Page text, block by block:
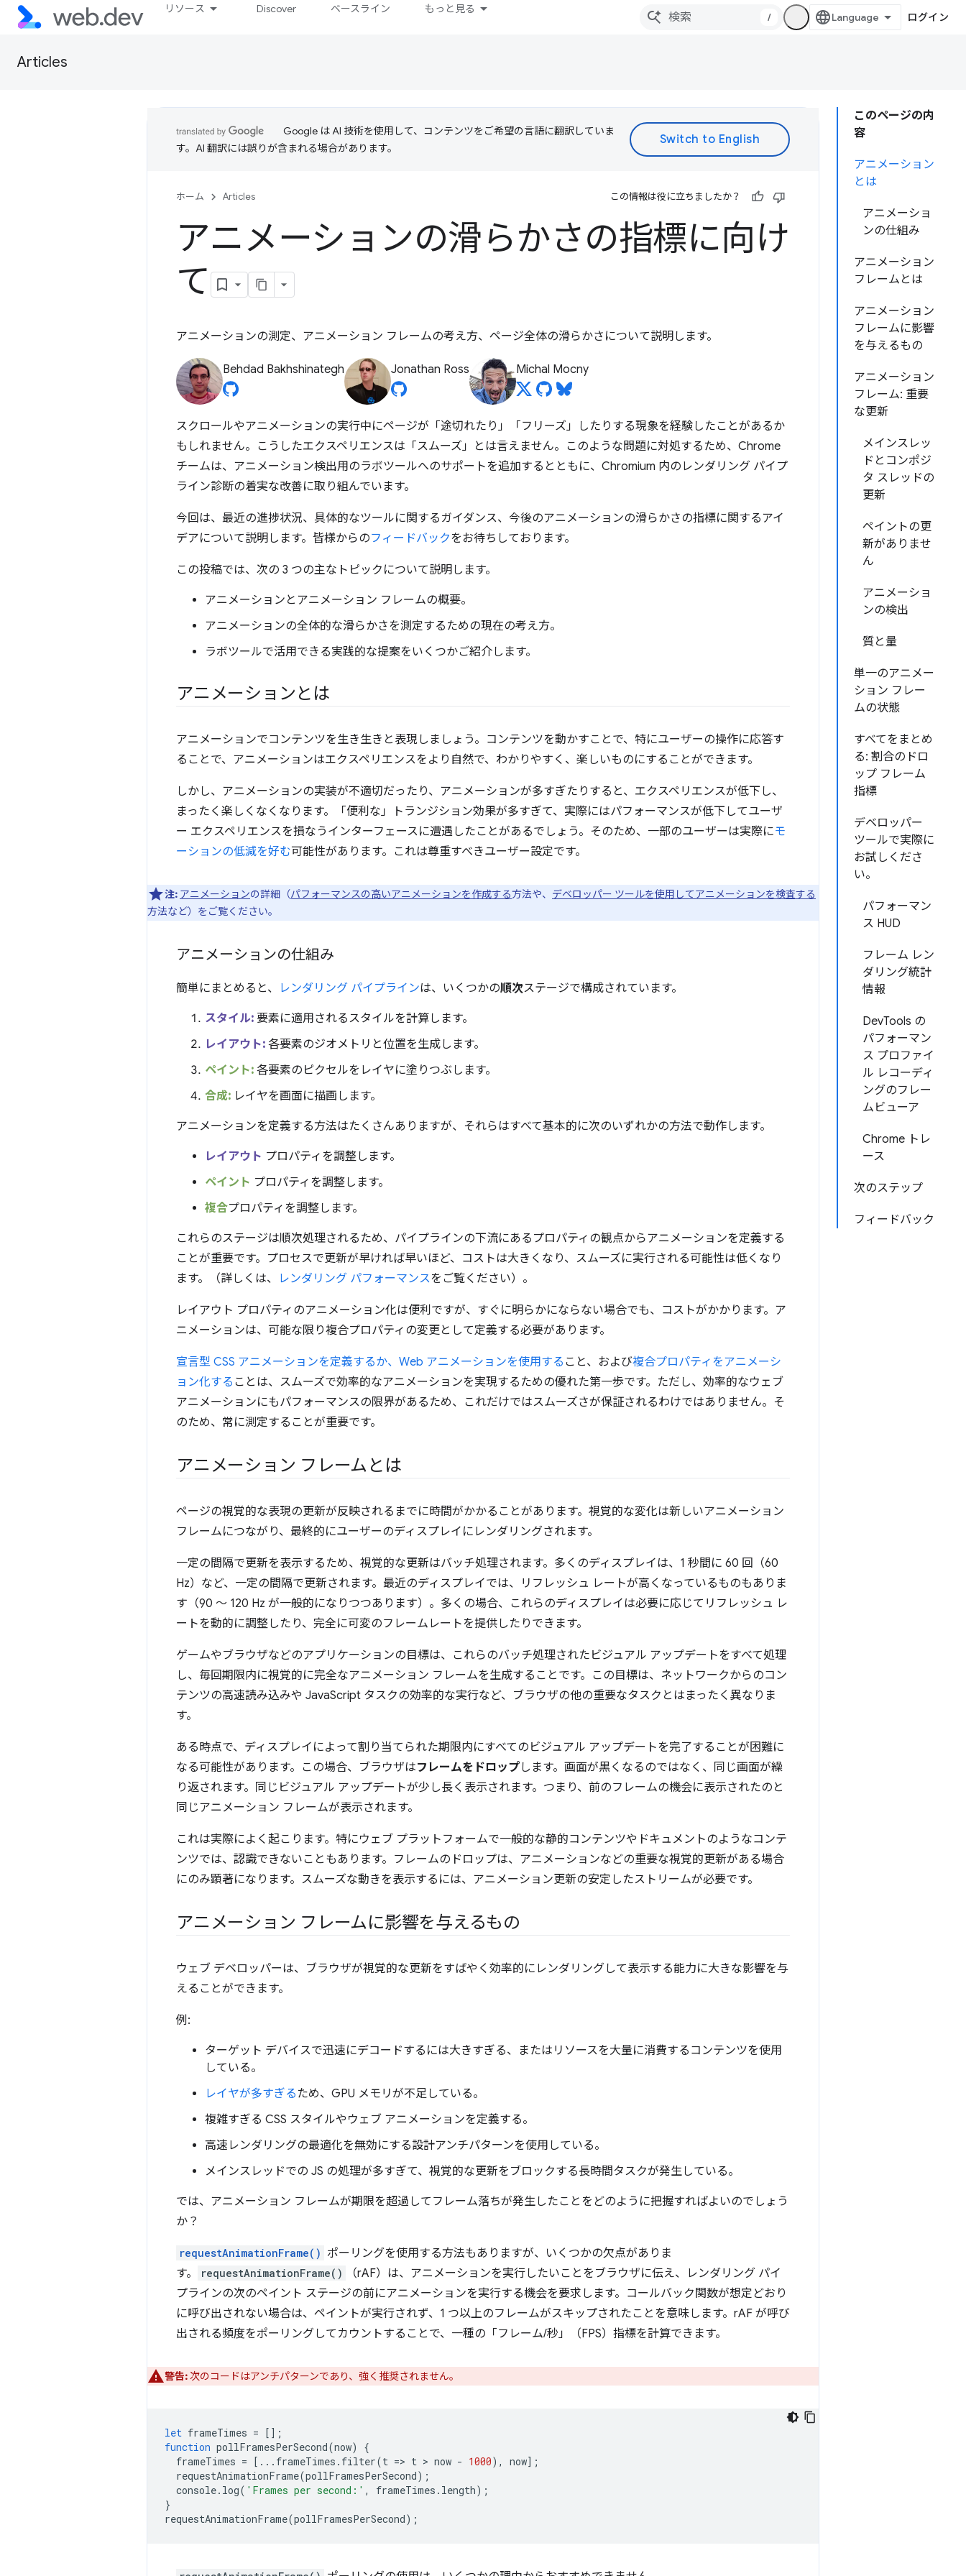
リソース Discover ベースライン もっと見る
/ ログイン
Articles
このページの内
容
アニメーション
とは
アニメーショ
ンの仕組み
アニメーション
フレームとは
アニメーション
フレームに影響
を与えるもの
アニメーション
フレーム: 重要
な更新
メインスレッ
ドとコンポジ
タ スレッドの
更新
ペイントの更
新がありませ
ん
アニメーショ
ンの検出
質と量
単一のアニメー
ション フレー
ムの状態
すべてをまとめ
る: 割合のドロ
ップ フレーム
指標
デベロッパー
ツールで実際に
お試しくださ
い。
パフォーマン
ス HUD
フレーム レン
ダリング統計
情報
DevTools の
パフォーマン
ス プロファイ
ル レコーディ
ングのフレー
ムビューア
Chrome トレ
ース
次のステップ
フィードバック
Google は AI 技術を使用して、コンテンツをご希望の言語に翻訳していま
す。AI 翻訳には誤りが含まれる場合があります。
ホーム Articles この情報は役に立ちましたか？
アニメーションの滑らかさの指標に向け
て
アニメーションの測定、アニメーション フレームの考え方、ページ全体の滑らかさについて説明します。
Behdad Bakhshinategh Jonathan Ross Michal Mocny
スクロールやアニメーションの実行中にページが「途切れたり」「フリーズ」したりする現象を経験したことがあるか
もしれません。こうしたエクスペリエンスは「スムーズ」とは言えません。
このような問題に対処するため、Chrome
チームは、アニメーション検出用のラボツールへのサポートを追加するとともに、Chromium 内のレンダリング パイプ
ライン診断の着実な改善に取り組んでいます。
今回は、最近の進捗状況、具体的なツールに関するガイダンス、今後のアニメーションの滑らかさの指標に関するアイ
デアについて説明します。皆様からのフィードバックをお待ちしております。
この投稿では、次の 3 つの主なトピックについて説明します。
アニメーションとアニメーション フレームの概要。
アニメーションの全体的な滑らかさを測定するための現在の考え方。
ラボツールで活用できる実践的な提案をいくつかご紹介します。
アニメーションとは
アニメーションでコンテンツを生き生きと表現しましょう。コンテンツを動かすことで、特にユーザーの操作に応答す
ることで、アニメーションはエクスペリエンスをより自然で、わかりやすく、楽しいものにすることができます。
しかし、アニメーションの実装が不適切だったり、アニメーションが多すぎたりすると、エクスペリエンスが低下し、
まったく楽しくなくなります。「便利な」トランジション効果が多すぎて、実際にはパフォーマンスが低下してユーザ
ー エクスペリエンスを損なうインターフェースに遭遇したことがあるでしょう。そのため、一部のユーザーは実際にモ
ーションの低減を好む可能性があります。これは尊重すべきユーザー設定です。
注: アニメーションの詳細（パフォーマンスの高いアニメーションを作成する方法や、 デベロッパー ツールを使用してアニメーションを検査する
方法など）をご覧ください。
アニメーションの仕組み
簡単にまとめると、 レンダリング パイプラインは、いくつかの順次ステージで構成されています。
スタイル: 要素に適用されるスタイルを計算します。
レイアウト: 各要素のジオメトリと位置を生成します。
ペイント: 各要素のピクセルをレイヤに塗りつぶします。
合成: レイヤを画面に描画します。
アニメーションを定義する方法はたくさんありますが、それらはすべて基本的に次のいずれかの方法で動作します。
レイアウト プロパティを調整します。
ペイント プロパティを調整します。
複合プロパティを調整します。
これらのステージは順次処理されるため、パイプラインの下流にあるプロパティの観点からアニメーションを定義する
ことが重要です。プロセスで更新が早ければ早いほど、コストは大きくなり、スムーズに実行される可能性は低くなり
ます。（詳しくは、
レンダリング パフォーマンスをご覧ください）。
レイアウト プロパティのアニメーション化は便利ですが、すぐに明らかにならない場合でも、コストがかかります。ア
ニメーションは、可能な限り複合プロパティの変更として定義する必要があります。
宣言型 CSS アニメーションを定義するか、Web アニメーションを使用する こと、および複合プロパティをアニメーシ
ョン化する ことは、スムーズで効率的なアニメーションを実現するための優れた第一歩です。ただし、効率的なウェブ
アニメーションにもパフォーマンスの限界があるため、これだけではスムーズさが保証されるわけではありません。そ
のため、常に測定することが重要です。
アニメーション フレームとは
ページの視覚的な表現の更新が反映されるまでに時間がかかることがあります。視覚的な変化は新しいアニメーション
フレームにつながり、最終的にユーザーのディスプレイにレンダリングされます。
一定の間隔で更新を表示するため、視覚的な更新はバッチ処理されます。多くのディスプレイは、1 秒間に 60 回（60
Hz）など、一定の間隔で更新されます。最近のディスプレイでは、リフレッシュ レートが高くなっているものもありま
す（90 ～ 120 Hz が一般的になりつつあります）。多くの場合、これらのディスプレイは必要に応じてリフレッシュ レ
ートを動的に調整したり、完全に可変のフレームレートを提供したりできます。
ゲームやブラウザなどのアプリケーションの目標は、これらのバッチ処理されたビジュアル アップデートをすべて処理
し、毎回期限内に視覚的に完全なアニメーション フレームを生成することです。この目標は、ネットワークからのコン
テンツの高速読み込みや JavaScript タスクの効率的な実行など、ブラウザの他の重要なタスクとはまったく異なりま
す。
ある時点で、ディスプレイによって割り当てられた期限内にすべてのビジュアル アップデートを完了することが困難に
なる可能性があります。この場合、ブラウザはフレームをドロップします。画面が黒くなるのではなく、同じ画面が繰
り返されます。同じビジュアル アップデートが少し長く表示されます。つまり、前のフレームの機会に表示されたのと
同じアニメーション フレームが表示されます。
これは実際によく起こります。特にウェブ プラットフォームで一般的な静的コンテンツやドキュメントのようなコンテ
ンツでは、認識できないこともあります。フレームのドロップは、アニメーションなどの重要な視覚的更新がある場合
にのみ顕著になります。スムーズな動きを表示するには、アニメーション更新の安定したストリームが必要です。
アニメーション フレームに影響を与えるもの
ウェブ デベロッパーは、ブラウザが視覚的な更新をすばやく効率的にレンダリングして表示する能力に大きな影響を与
えることができます。
例:
ターゲット デバイスで迅速にデコードするには大きすぎる、またはリソースを大量に消費するコンテンツを使用
している。
レイヤが多すぎる ため、GPU メモリが不足している。
複雑すぎる CSS スタイルやウェブ アニメーションを定義する。
高速レンダリングの最適化を無効にする設計アンチパターンを使用している。
メインスレッドでの JS の処理が多すぎて、視覚的な更新をブロックする長時間タスクが発生している。
では、アニメーション フレームが期限を超過してフレーム落ちが発生したことをどのように把握すればよいのでしょう
か？
requestAnimationFrame() ポーリングを使用する方法もありますが、いくつかの欠点がありま
す。
requestAnimationFrame()
（rAF）は、アニメーションを実行したいことをブラウザに伝え、レンダリング パイ
プラインの次のペイント ステージの前にアニメーションを実行する機会を要求します。コールバック関数が想定どおり
に呼び出されない場合は、ペイントが実行されず、1 つ以上のフレームがスキップされたことを意味します。rAF が呼び
出される頻度をポーリングしてカウントすることで、一種の「フレーム/秒」（FPS）指標を計算できます。
警告:次のコードはアンチパターンであり、強く推奨されません。
let frameTimes = [];
function pollFramesPerSecond(now)
{
frameTimes = [... frameTimes . filter(t => t > now - 1000), now];
requestAnimationFrame(pollFramesPerSecond);
console. log( 'Frames per second:' , frameTimes . length);
}
requestAnimationFrame(pollFramesPerSecond);